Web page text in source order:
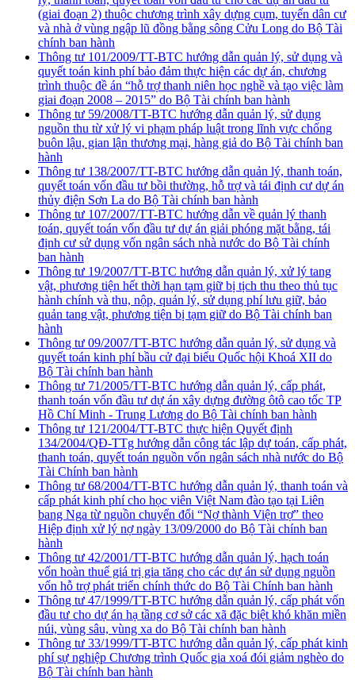
(giai đoạn 2) thuộc chương trình xây dựng cụm, tuyến dân cư
và nhà ở vùng ngập lũ đồng bằng sông Cửu Long do Bộ Tài
chính ban hành
Thông tư 101/2009/TT-BTC hướng dẫn quản lý, sử dụng và
quyết toán kinh phí bảo đảm thực hiện các dự án, chương
trình thuộc đề án “hỗ trợ thanh niên học nghề và tạo việc làm
giai đoạn 2008 – 2015” do Bộ Tài chính ban hành
Thông tư 59/2008/TT-BTC hướng dẫn quản lý, sử dụng
nguồn thu từ xử lý vi phạm pháp luật trong lĩnh vực chống
buôn lậu, gian lận thương mại, hàng giả do Bộ Tài chính ban
hành
Thông tư 138/2007/TT-BTC hướng dẫn quản lý, thanh toán,
quyết toán vốn đầu tư bồi thường, hỗ trợ và tái định cư dự án
thủy điện Sơn La do Bộ Tài chính ban hành
Thông tư 107/2007/TT-BTC hướng dẫn về quản lý thanh
toán, quyết toán vốn đầu tư dự án giải phóng mặt bằng, tái
định cư sử dụng vốn ngân sách nhà nước do Bộ Tài chính
ban hành
Thông tư 19/2007/TT-BTC hướng dẫn quản lý, xử lý tang
vật, phương tiện hết thời hạn tạm giữ bị tịch thu theo thủ tục
hành chính và thu, nộp, quản lý, sử dụng phí lưu giữ, bảo
quản tang vật, phương tiện bị tạm giữ do Bộ Tài chính ban
hành
Thông tư 09/2007/TT-BTC hướng dẫn quản lý, sử dụng và
quyết toán kinh phí bầu cử đại biểu Quốc hội Khoá XII do
Bộ Tài chính ban hành
Thông tư 71/2005/TT-BTC hướng dẫn quản lý, cấp phát,
thanh toán vốn đầu tư dự án xây dựng đường ôtô cao tốc TP
Hồ Chí Minh - Trung Lương do Bộ Tài chính ban hành
Thông tư 121/2004/TT-BTC thực hiện Quyết định
134/2004/QĐ-TTg hướng dẫn công tác lập dự toán, cấp phát,
thanh toán, quyết toán nguồn vốn ngân sách nhà nước do Bộ
Tài Chính ban hành
Thông tư 68/2004/TT-BTC hướng dẫn quản lý, thanh toán và
cấp phát kinh phí cho học viên Việt Nam đào tạo tại Liên
bang Nga từ nguồn chuyển đổi “Nợ thành Viện trợ” theo
Hiệp định xử lý nợ ngày 13/09/2000 do Bộ Tài chính ban
hành
Thông tư 42/2001/TT-BTC hướng dẫn quản lý, hạch toán
vốn hoàn thuế giá trị gia tăng cho các dự án sử dụng nguồn
vốn hỗ trợ phát triển chính thức do Bộ Tài Chính ban hành
Thông tư 47/1999/TT-BTC hướng dẫn quản lý, cấp phát vốn
đầu tư cho dự án hạ tầng cơ sở các xã đặc biệt khó khăn miền
núi, vùng sâu, vùng xa do Bộ Tài chính ban hành
Thông tư 33/1999/TT-BTC hướng dẫn quản lý, cấp phát kinh
phí sự nghiệp Chương trình Quốc gia xoá đói giảm nghèo do
Bộ Tài chính ban hành